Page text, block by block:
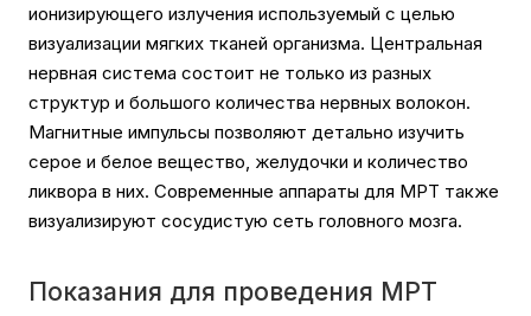
ионизирующего излучения используемый с целью
визуализации мягких тканей организма. Центральная
нервная система состоит не только из разных
структур и большого количества нервных волокон.
Магнитные импульсы позволяют детально изучить
серое и белое вещество, желудочки и количество
ликвора в них. Современные аппараты для МРТ также
визуализируют сосудистую сеть головного мозга.
Показания для проведения МРТ